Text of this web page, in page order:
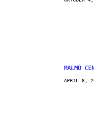
MALMÖ
APRIL 8,